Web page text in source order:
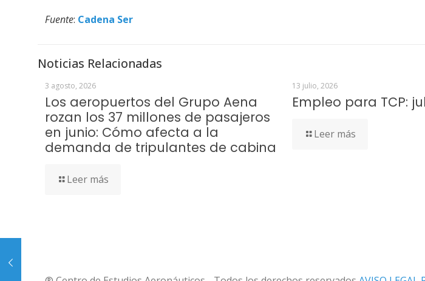
Fuente: Cadena Ser
Noticias Relacionadas
3 agosto, 2026
Los aeropuertos del Grupo Aena
rozan los 37 millones de pasajeros
en junio: Cómo afecta a la
demanda de tripulantes de cabina
Leer más
13 julio, 2026
Empleo para TCP:
Leer más